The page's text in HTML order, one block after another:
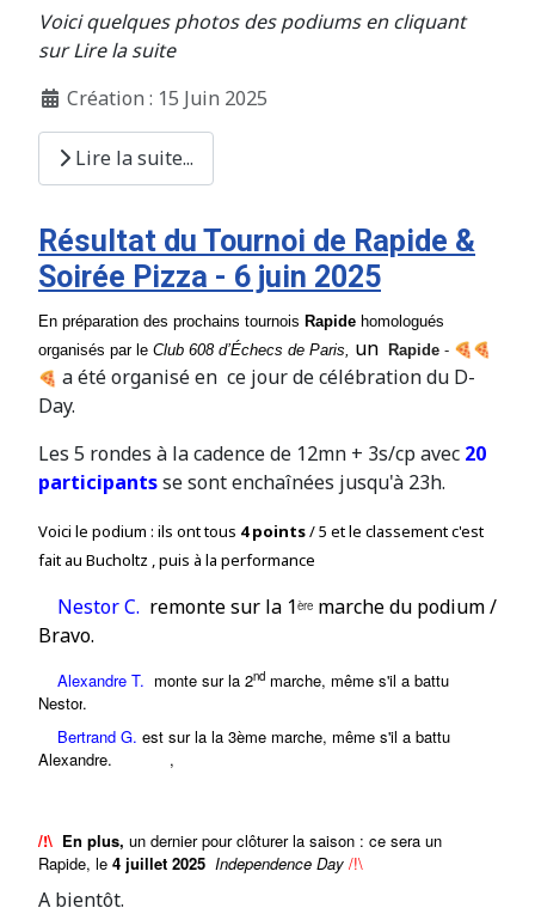
Voici quelques photos des podiums en cliquant
sur Lire la suite
Création : 15 Juin 2025
Lire la suite...
Résultat du Tournoi de Rapide &
Soirée Pizza - 6 juin 2025
En préparation des prochains tournois Rapide homologués
organisés par le Club 608d’Échecs de Paris, un Rapide -
a été organisé en ce jour de célébration du D-
Day.
Les 5 rondes à la cadence de 12mn + 3s/cp avec 20
participantsse sont enchaînées jusqu'à 23h.
Voici le podium : ils ont tous 4 points/ 5 et le classement c'est
fait au Bucholtz , puis à la performance
Nestor C. remontesur la 1ère marche du podium /
Bravo.
Alexandre T. monte sur la 2nd marche, même s'il a battu
Nestor.
Bertrand G. est sur la la 3ème marche, même s'il a battu
Alexandre. ,
/!\ En plus, un dernier pour clôturer la saison : ce sera un
Rapide, le 4 juillet 2025 Independence Day /!\
A bientôt.